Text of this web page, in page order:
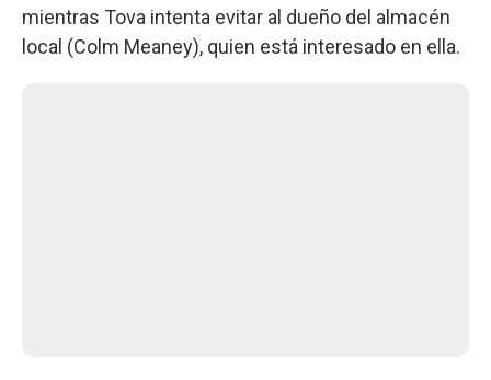
mientras Tova intenta evitar al dueño del almacén
local (Colm Meaney), quien está interesado en ella.